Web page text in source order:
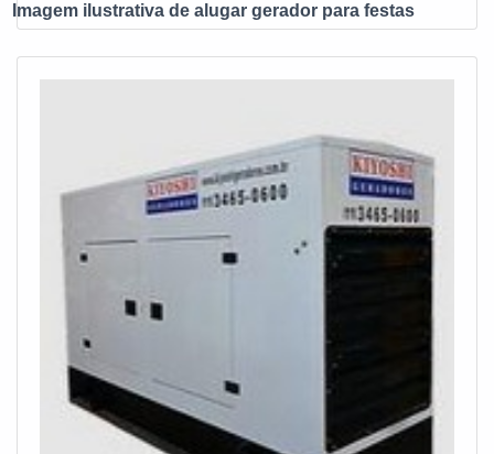
Imagem ilustrativa de alugar gerador para festas